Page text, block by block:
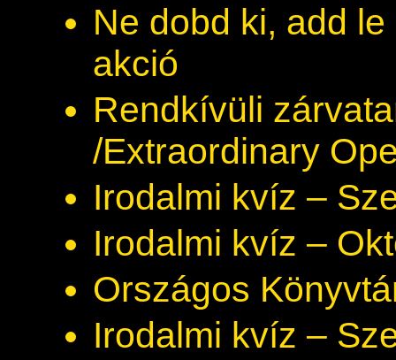
Ne dobd ki, add
akció
Rendkívüli
/Extraordinary
Irodalmi kvíz –
Irodalmi kvíz –
Országos
Irodalmi kvíz –